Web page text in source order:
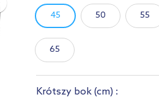
45 50 55
65
Krótszy bok (cm) :